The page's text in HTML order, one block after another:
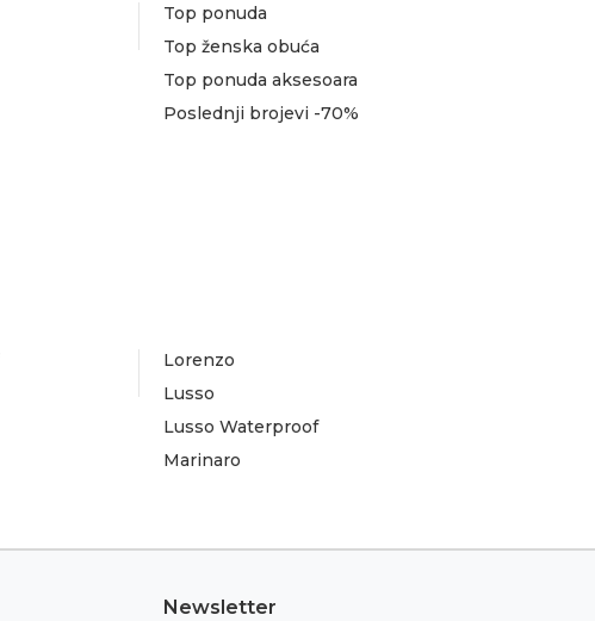
Top ponuda
Top ženska obuća
Top ponuda aksesoara
Poslednji brojevi -70%
Lorenzo
Lusso
Lusso Waterproof
Marinaro
Newsletter